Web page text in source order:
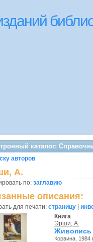
каталог:
авторов
А.
по: заглавию
описания:
для печати: страницу
Книга
Эрши, А.
Живопись
Корвина, 1984